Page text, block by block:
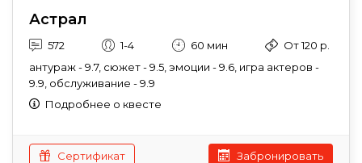
Астрал
572 1-4 60 мин
От 120 р.
антураж - 9.7, сюжет - 9.5, эмоции - 9.6, игра актеров -
9.9, обслуживание - 9.9
Подробнее о квесте
Сертификат Забронировать